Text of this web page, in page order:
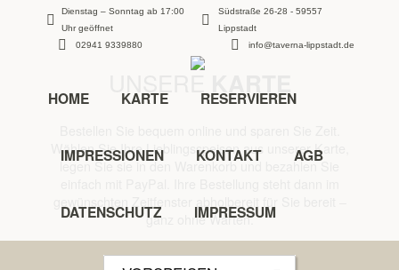
Dienstag – Sonntag ab 17:00
Uhr geöffnet
02941 9339880
Südstraße 26-28 - 59557
Lippstadt
info@taverna-lippstadt.de
HOME KARTE RESERVIEREN
IMPRESSIONEN KONTAKT AGB
DATENSCHUTZ IMPRESSUM
Wählen Sie Ihre Lieblingsspeisen aus unserer Karte,
legen Sie sie in den Warenkorb und bezahlen Sie
ganz ohne Warten.